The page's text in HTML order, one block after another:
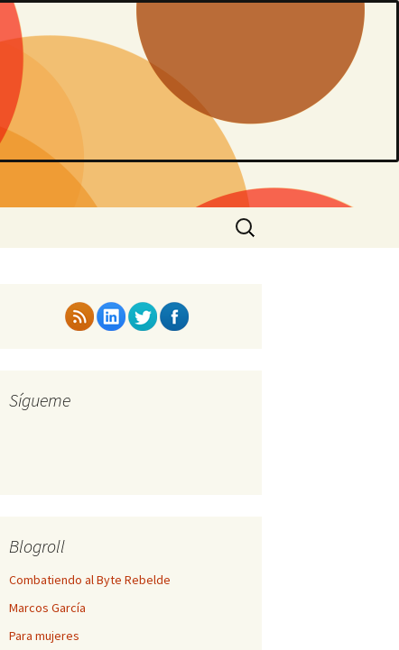
Buscar:
Sígueme
Blogroll
Combatiendo al Byte Rebelde
Marcos García
Para mujeres